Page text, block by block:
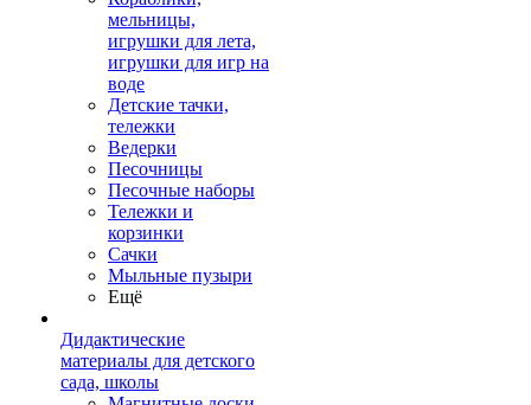
мельницы,
игрушки для лета,
игрушки для игр на
воде
Детские тачки,
тележки
Ведерки
Песочницы
Песочные наборы
Тележки и
корзинки
Сачки
Мыльные пузыри
Ещё
Дидактические
материалы для детского
сада, школы